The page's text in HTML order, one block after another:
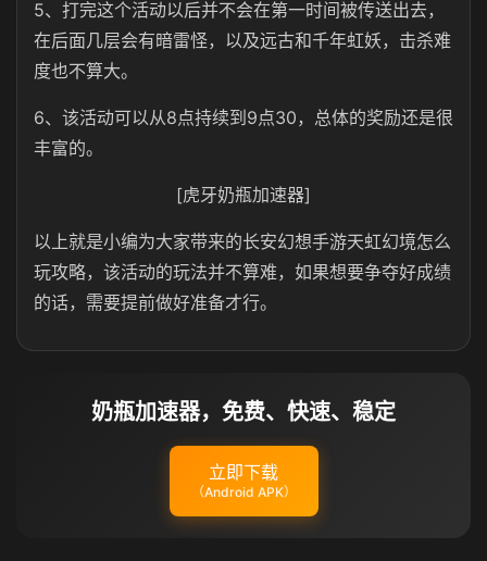
5、打完这个活动以后并不会在第一时间被传送出去，
在后面几层会有暗雷怪，以及远古和千年虹妖，击杀难
度也不算大。
6、该活动可以从8点持续到9点30，总体的奖励还是很
丰富的。
[虎牙奶瓶加速器]
以上就是小编为大家带来的长安幻想手游天虹幻境怎么
玩攻略，该活动的玩法并不算难，如果想要争夺好成绩
的话，需要提前做好准备才行。
奶瓶加速器，免费、快速、稳定
立即下载
（Android APK）